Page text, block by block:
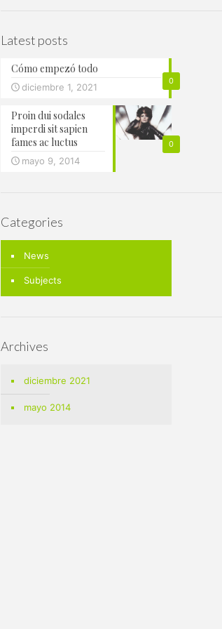
Latest posts
0
Cómo empezó todo
diciembre 1, 2021
0
Proin dui sodales
imperdi sit sapien
fames ac luctus
mayo 9, 2014
Categories
News
Subjects
Archives
diciembre 2021
mayo 2014